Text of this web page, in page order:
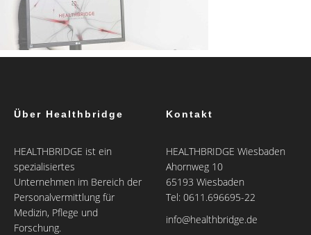
Über Healthbridge
HEALTHBRIDGE ist ein
spezialisiertes
Unternehmen im Bereich der
Personalvermittlung für
Medizin, Pflege und
Forschung.
Kontakt
HEALTHBRIDGE Wiesbaden
Ahornweg 10
65193 Wiesbaden
Tel: 0611.696695-22
info@healthbridge.de